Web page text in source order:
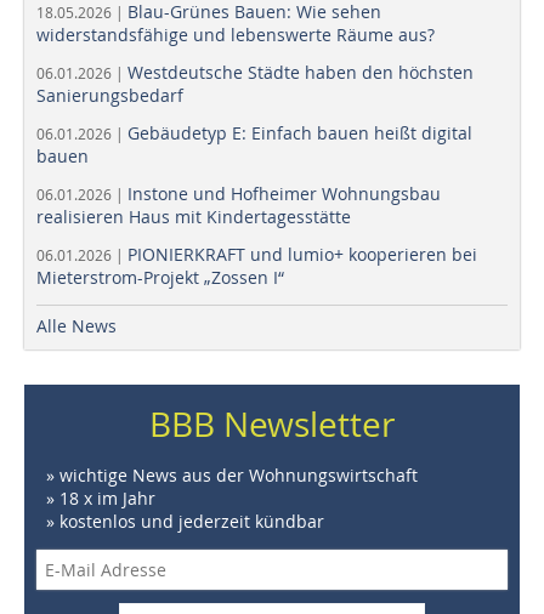
18.05.2026 | Blau-Grünes Bauen: Wie sehen
widerstandsfähige und lebenswerte Räume aus?
06.01.2026 | Westdeutsche Städte haben den höchsten
Sanierungsbedarf
06.01.2026 | Gebäudetyp E: Einfach bauen heißt digital
bauen
06.01.2026 | Instone und Hofheimer Wohnungsbau
realisieren Haus mit Kindertagesstätte
06.01.2026 | PIONIERKRAFT und lumio+ kooperieren bei
Mieterstrom-Projekt „Zossen I“
Alle News
BBB Newsletter
» wichtige News aus der Wohnungswirtschaft
» 18 x im Jahr
» kostenlos und jederzeit kündbar